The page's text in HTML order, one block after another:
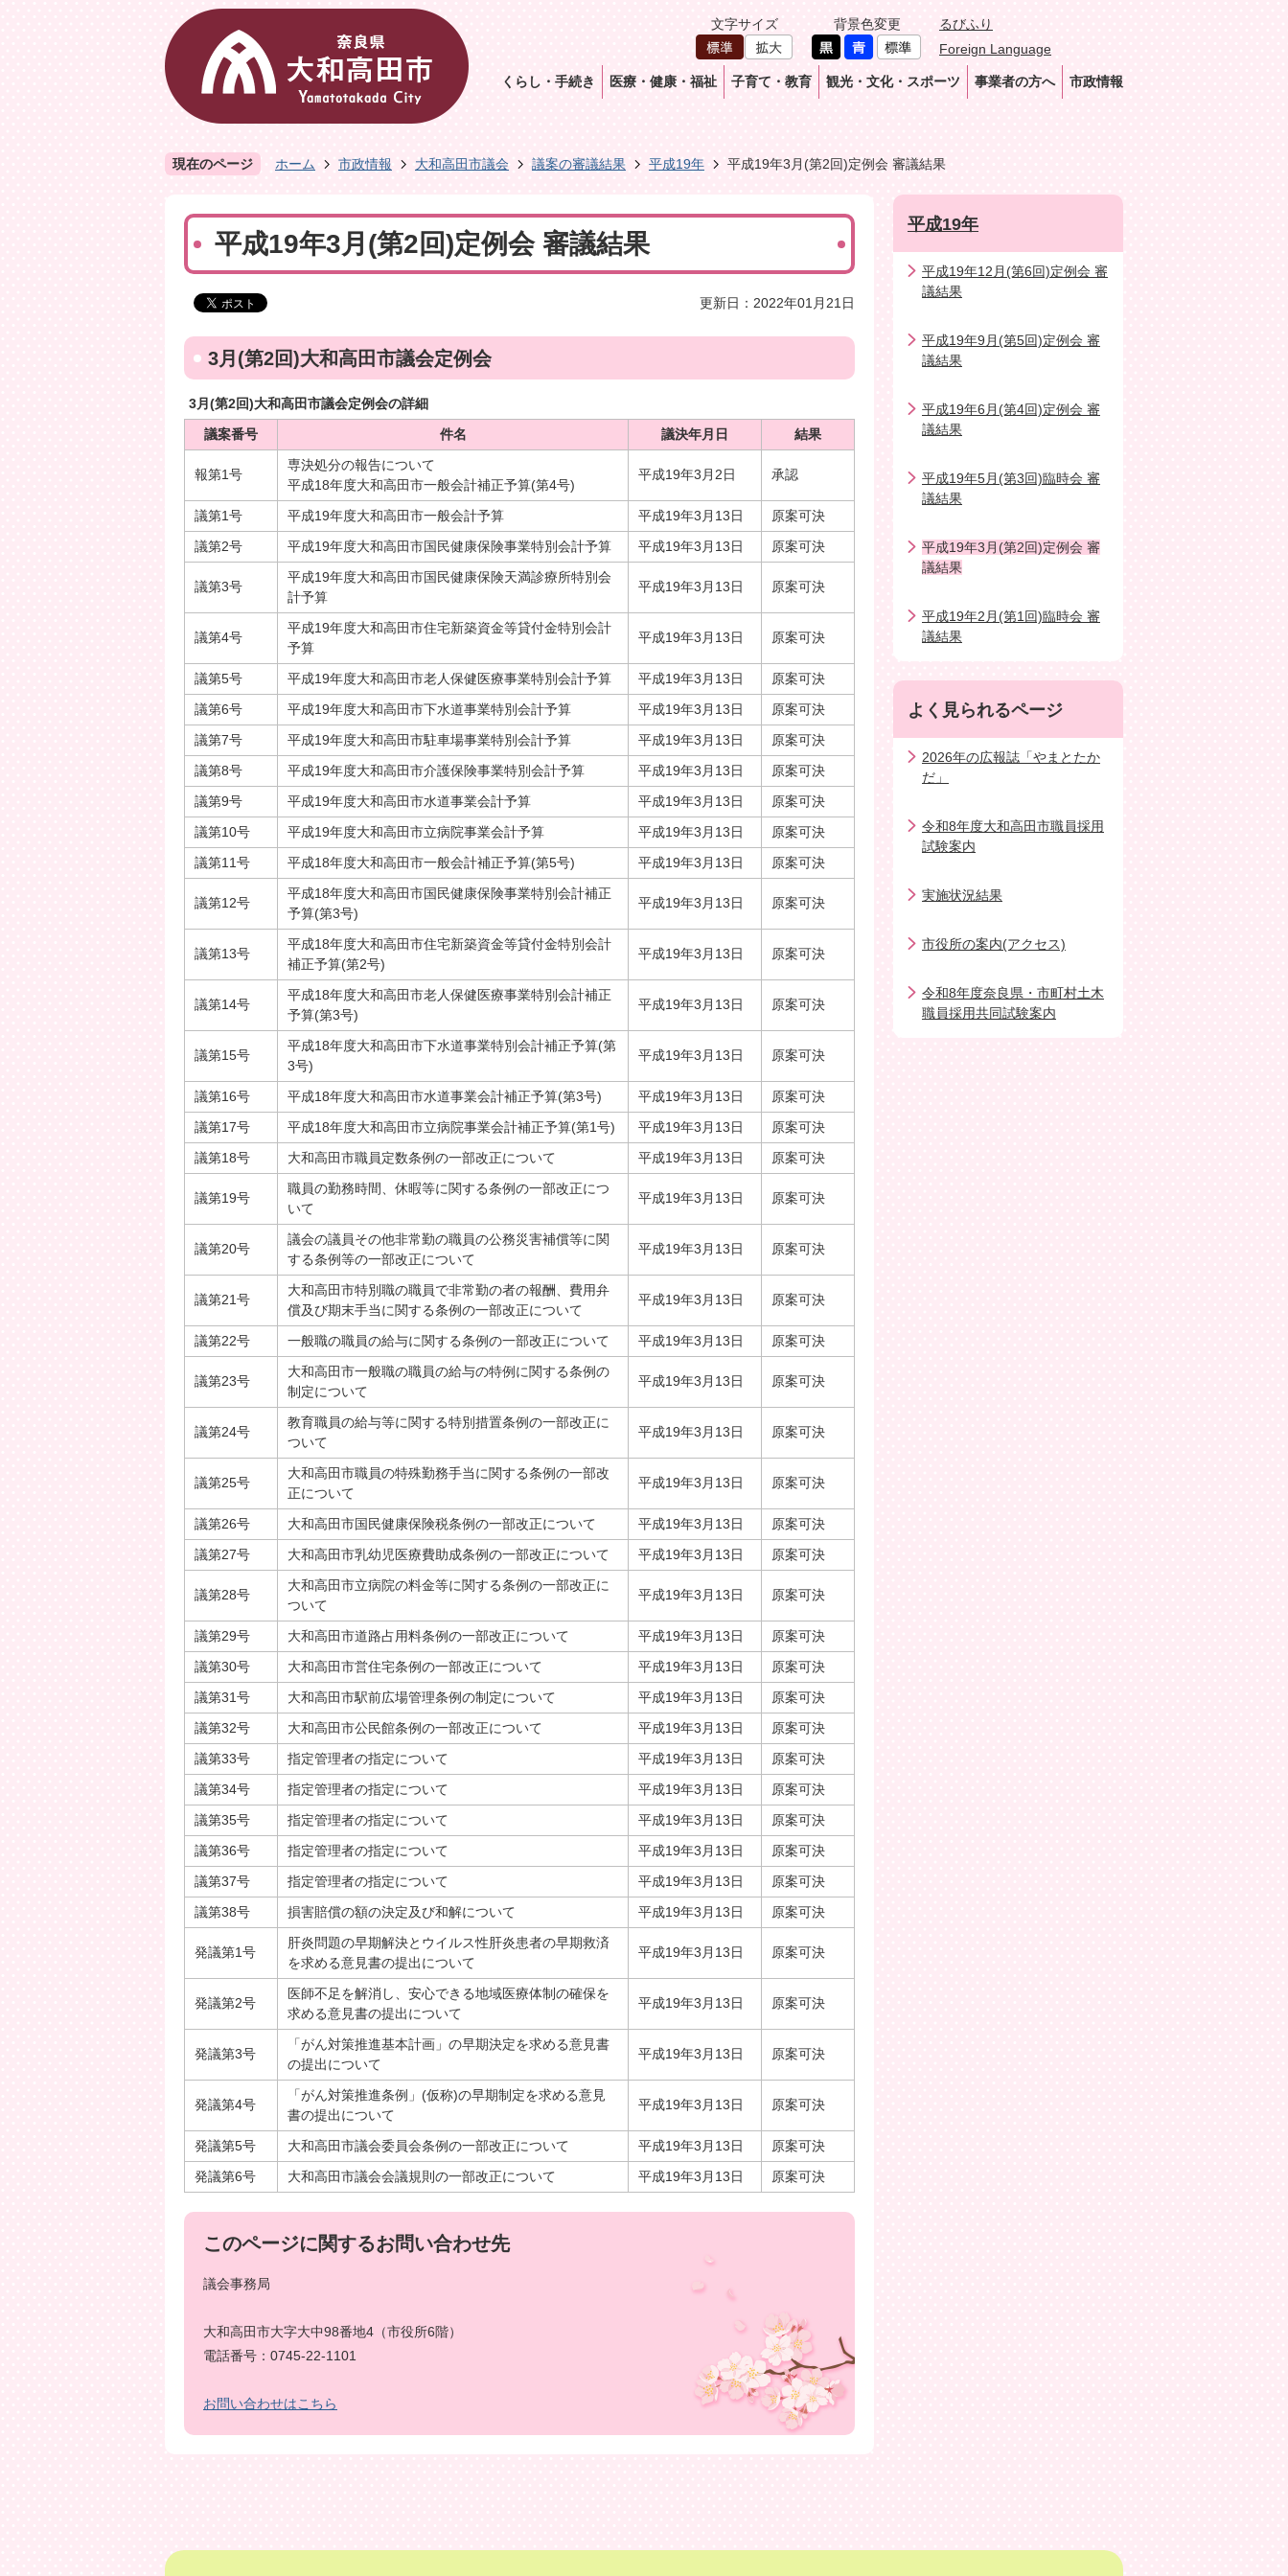
文字サイズ 背景色変更
るびふり
Foreign Language
くらし・手続き 医療・健康・福祉 子育て・教育 観光・文化・スポーツ 事業者の方へ 市政情報
現在のページ ホーム 市政情報 大和高田市議会 議案の審議結果 平成19年 平成19年3月(第2回)定例会 審議結果
平成19年3月(第2回)定例会 審議結果
更新日：2022年01月21日
3月(第2回)大和高田市議会定例会
3月(第2回)大和高田市議会定例会の詳細
議案番号
件名 議決年月日 結果
報第1号
専決処分の報告について
平成18年度大和高田市一般会計補正予算(第4号)
平成19年3月2日 承認
議第1号 平成19年度大和高田市一般会計予算 平成19年3月13日
原案可決
議第2号
平成19年度大和高田市国民健康保険事業特別会計予算 平成19年3月13日 原案可決
議第3号
平成19年度大和高田市国民健康保険天満診療所特別会
計予算
平成19年3月13日 原案可決
議第4号
平成19年度大和高田市住宅新築資金等貸付金特別会計
予算
平成19年3月13日 原案可決
議第5号 平成19年度大和高田市老人保健医療事業特別会計予算 平成19年3月13日
原案可決
議第6号
平成19年度大和高田市下水道事業特別会計予算 平成19年3月13日
原案可決
議第7号
平成19年度大和高田市駐車場事業特別会計予算 平成19年3月13日
原案可決
議第8号
平成19年度大和高田市介護保険事業特別会計予算 平成19年3月13日
原案可決
議第9号
平成19年度大和高田市水道事業会計予算 平成19年3月13日
原案可決
議第10号
平成19年度大和高田市立病院事業会計予算 平成19年3月13日
原案可決
議第11号
平成18年度大和高田市一般会計補正予算(第5号) 平成19年3月13日 原案可決
議第12号
平成18年度大和高田市国民健康保険事業特別会計補正
予算(第3号)
平成19年3月13日 原案可決
議第13号
平成18年度大和高田市住宅新築資金等貸付金特別会計
補正予算(第2号)
平成19年3月13日 原案可決
議第14号
平成18年度大和高田市老人保健医療事業特別会計補正
予算(第3号)
平成19年3月13日 原案可決
議第15号
平成18年度大和高田市下水道事業特別会計補正予算(第
3号)
平成19年3月13日 原案可決
議第16号 平成18年度大和高田市水道事業会計補正予算(第3号) 平成19年3月13日
原案可決
議第17号
平成18年度大和高田市立病院事業会計補正予算(第1号) 平成19年3月13日
原案可決
議第18号
大和高田市職員定数条例の一部改正について 平成19年3月13日 原案可決
議第19号
職員の勤務時間、休暇等に関する条例の一部改正につ
いて
平成19年3月13日 原案可決
議第20号
議会の議員その他非常勤の職員の公務災害補償等に関
する条例等の一部改正について
平成19年3月13日 原案可決
議第21号
大和高田市特別職の職員で非常勤の者の報酬、費用弁
償及び期末手当に関する条例の一部改正について
平成19年3月13日 原案可決
議第22号 一般職の職員の給与に関する条例の一部改正について 平成19年3月13日 原案可決
議第23号
大和高田市一般職の職員の給与の特例に関する条例の
制定について
平成19年3月13日 原案可決
議第24号
教育職員の給与等に関する特別措置条例の一部改正に
ついて
平成19年3月13日 原案可決
議第25号
大和高田市職員の特殊勤務手当に関する条例の一部改
正について
平成19年3月13日 原案可決
議第26号 大和高田市国民健康保険税条例の一部改正について 平成19年3月13日
原案可決
議第27号
大和高田市乳幼児医療費助成条例の一部改正について 平成19年3月13日 原案可決
議第28号
大和高田市立病院の料金等に関する条例の一部改正に
ついて
平成19年3月13日 原案可決
議第29号 大和高田市道路占用料条例の一部改正について 平成19年3月13日
原案可決
議第30号
大和高田市営住宅条例の一部改正について 平成19年3月13日
原案可決
議第31号
大和高田市駅前広場管理条例の制定について 平成19年3月13日
原案可決
議第32号
大和高田市公民館条例の一部改正について 平成19年3月13日
原案可決
議第33号
指定管理者の指定について 平成19年3月13日
原案可決
議第34号
指定管理者の指定について 平成19年3月13日
原案可決
議第35号
指定管理者の指定について 平成19年3月13日
原案可決
議第36号
指定管理者の指定について 平成19年3月13日
原案可決
議第37号
指定管理者の指定について 平成19年3月13日
原案可決
議第38号
損害賠償の額の決定及び和解について 平成19年3月13日 原案可決
発議第1号
肝炎問題の早期解決とウイルス性肝炎患者の早期救済
を求める意見書の提出について
平成19年3月13日 原案可決
発議第2号
医師不足を解消し、安心できる地域医療体制の確保を
求める意見書の提出について
平成19年3月13日 原案可決
発議第3号
「がん対策推進基本計画」の早期決定を求める意見書
の提出について
平成19年3月13日 原案可決
発議第4号
「がん対策推進条例」(仮称)の早期制定を求める意見
書の提出について
平成19年3月13日 原案可決
発議第5号 大和高田市議会委員会条例の一部改正について 平成19年3月13日
原案可決
発議第6号
大和高田市議会会議規則の一部改正について 平成19年3月13日 原案可決
このページに関するお問い合わせ先
議会事務局
大和高田市大字大中98番地4（市役所6階）
電話番号：0745-22-1101
お問い合わせはこちら
平成19年
平成19年12月(第6回)定例会 審
議結果
平成19年9月(第5回)定例会 審
議結果
平成19年6月(第4回)定例会 審
議結果
平成19年5月(第3回)臨時会 審
議結果
平成19年3月(第2回)定例会 審
議結果
平成19年2月(第1回)臨時会 審
議結果
よく見られるページ
2026年の広報誌「やまとたか
だ」
令和8年度大和高田市職員採用
試験案内
実施状況結果
市役所の案内(アクセス)
令和8年度奈良県・市町村土木
職員採用共同試験案内